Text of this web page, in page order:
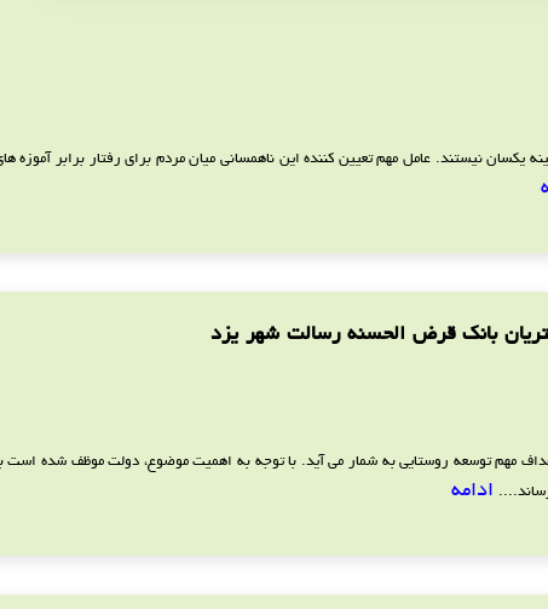
یکسان نیستند. عامل مهم تعیین کننده این ناهمسانی میان مردم برای رفتار برابر آموزه
بانک قرض الحسنه رسالت شهر یزد
مهم توسعه روستایی به شمار می آید. با توجه به اهمیت موضوع، دولت موظف شده است
ادامه